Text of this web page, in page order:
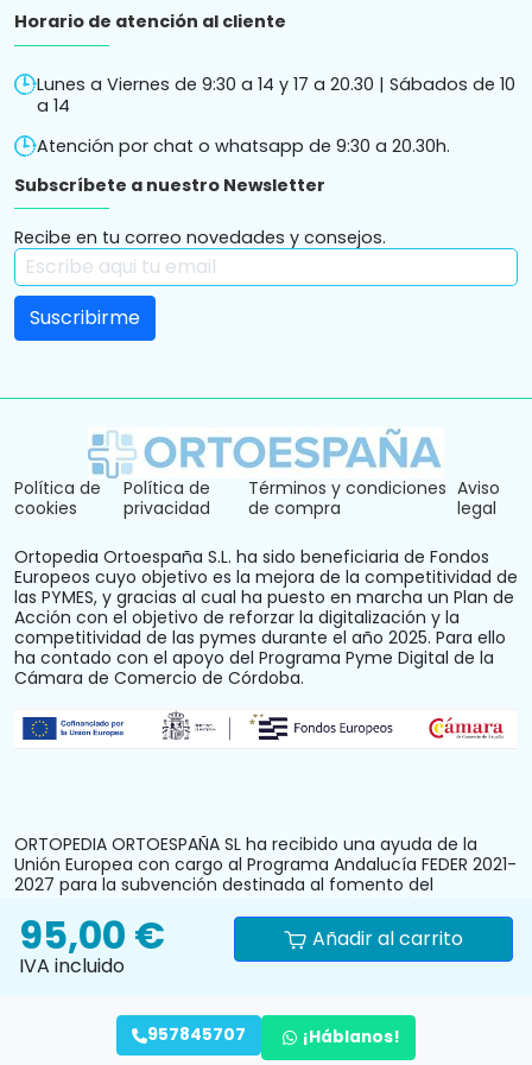
Horario de atención al cliente
Lunes a Viernes de 9:30 a 14 y 17 a 20.30 | Sábados de 10
a 14
Atención por chat o whatsapp de 9:30 a 20.30h.
Subscríbete a nuestro Newsletter
Recibe en tu correo novedades y consejos.
Política de
cookies
Política de
privacidad
Términos y condiciones
de compra
Aviso
legal
Ortopedia Ortoespaña S.L. ha sido beneficiaria de Fondos
Europeos cuyo objetivo es la mejora de la competitividad de
las PYMES, y gracias al cual ha puesto en marcha un Plan de
Acción con el objetivo de reforzar la digitalización y la
competitividad de las pymes durante el año 2025. Para ello
ha contado con el apoyo del Programa Pyme Digital de la
Cámara de Comercio de Córdoba.
ORTOPEDIA ORTOESPAÑA SL ha recibido una ayuda de la
Unión Europea con cargo al Programa Andalucía FEDER 2021-
2027 para la subvención destinada al fomento del
personas trabajadoras autónomas y pymes comerciales y
artesanas, mediante la mejora del equipamiento
productivo, instalaciones u otros activos fijos (reforma y
95,00 €
IVA incluido
Añadir al carrito
957845707 ¡Háblanos!